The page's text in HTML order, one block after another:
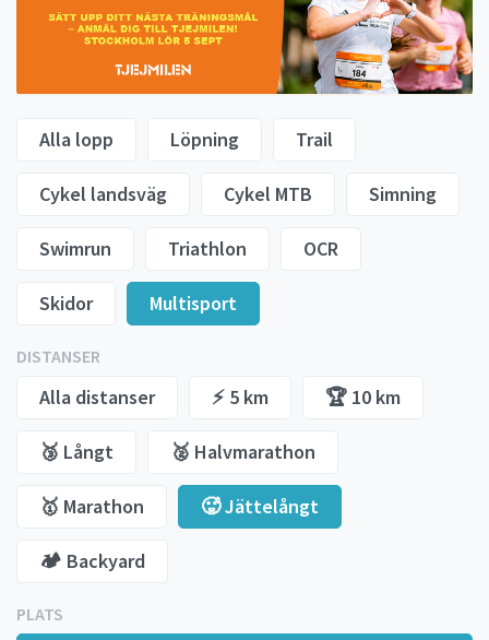
Alla lopp Löpning Trail
Cykel landsväg Cykel MTB Simning
Swimrun Triathlon OCR
Skidor Multisport
DISTANSER
Alla distanser ⚡️ 5 km 🏆 10 km
🥉 Långt 🥈 Halvmarathon
🥇 Marathon 🥵 Jättelångt
🏕️ Backyard
PLATS